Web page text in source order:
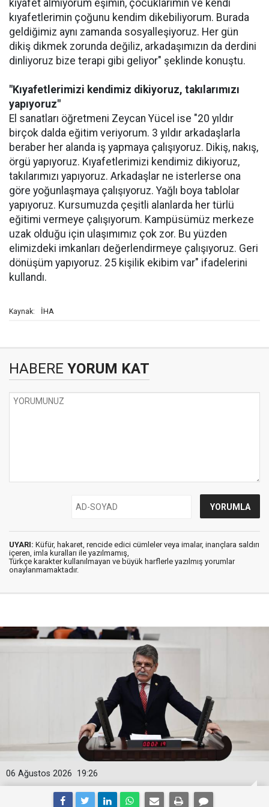
kıyafet almıyorum eşimin, çocuklarımın ve kendi
kıyafetlerimin çoğunu kendim dikebiliyorum. Burada
geldiğimiz aynı zamanda sosyalleşiyoruz. Her gün
dikiş dikmek zorunda değiliz, arkadaşımızın da derdini
dinliyoruz bize terapi gibi geliyor" şeklinde konuştu.
"Kıyafetlerimizi kendimiz dikiyoruz, takılarımızı
yapıyoruz"
El sanatları öğretmeni Zeycan Yücel ise "20 yıldır
birçok dalda eğitim veriyorum. 3 yıldır arkadaşlarla
beraber her alanda iş yapmaya çalışıyoruz. Dikiş, nakış,
örgü yapıyoruz. Kıyafetlerimizi kendimiz dikiyoruz,
takılarımızı yapıyoruz. Arkadaşlar ne isterlerse ona
göre yoğunlaşmaya çalışıyoruz. Yağlı boya tablolar
yapıyoruz. Kursumuzda çeşitli alanlarda her türlü
eğitimi vermeye çalışıyorum. Kampüsümüz merkeze
uzak olduğu için ulaşımımız çok zor. Bu yüzden
elimizdeki imkanları değerlendirmeye çalışıyoruz. Geri
dönüşüm yapıyoruz. 25 kişilik ekibim var" ifadelerini
kullandı.
Kaynak: İHA
HABERE YORUM KAT
UYARI: Küfür, hakaret, rencide edici cümleler veya imalar, inançlara saldırı
içeren, imla kuralları ile yazılmamış,
Türkçe karakter kullanılmayan ve büyük harflerle yazılmış yorumlar
onaylanmamaktadır.
19:26
06 Ağustos 2026